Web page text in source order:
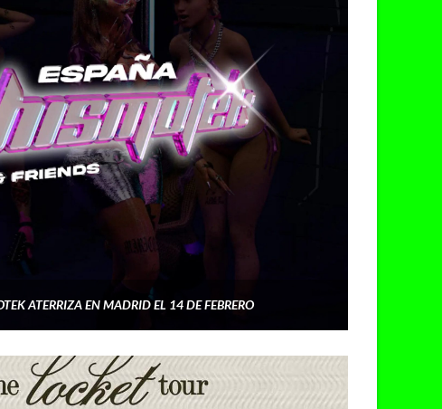
ATERRIZA EN MADRID EL 14 DE FEBRERO